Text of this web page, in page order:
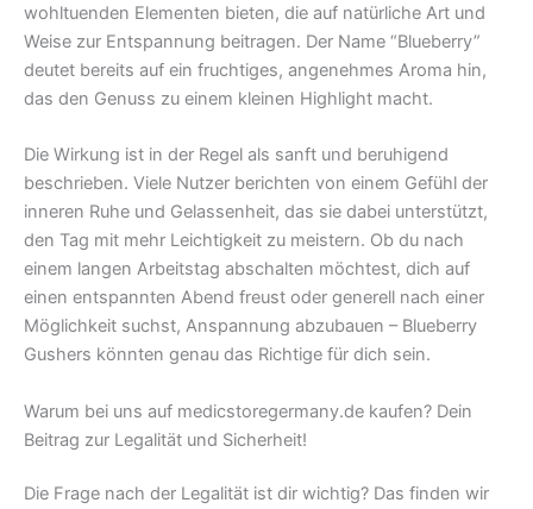
wohltuenden Elementen bieten, die auf natürliche Art und
Weise zur Entspannung beitragen. Der Name “Blueberry”
deutet bereits auf ein fruchtiges, angenehmes Aroma hin,
das den Genuss zu einem kleinen Highlight macht.
Die Wirkung ist in der Regel als sanft und beruhigend
beschrieben. Viele Nutzer berichten von einem Gefühl der
inneren Ruhe und Gelassenheit, das sie dabei unterstützt,
den Tag mit mehr Leichtigkeit zu meistern. Ob du nach
einem langen Arbeitstag abschalten möchtest, dich auf
einen entspannten Abend freust oder generell nach einer
Möglichkeit suchst, Anspannung abzubauen – Blueberry
Gushers könnten genau das Richtige für dich sein.
Warum bei uns auf medicstoregermany.de kaufen? Dein
Beitrag zur Legalität und Sicherheit!
Die Frage nach der Legalität ist dir wichtig? Das finden wir